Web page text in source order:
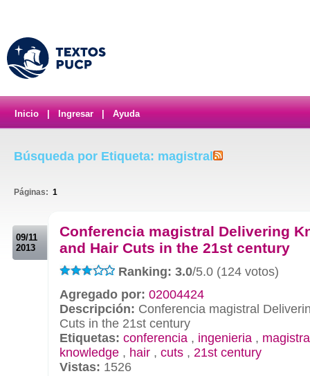
Inicio Ingresar Ayuda
Búsqueda por Etiqueta: magistral
Páginas: 1
09/11
2013
Conferencia magistral Delivering
and Hair Cuts in the 21st century
Ranking: 3.0/5.0 (124 votos)
Agregado por: 02004424
Descripción: Conferencia magistral
Cuts in the 21st century
Etiquetas: conferencia , ingenieria ,
knowledge , hair , cuts , 21st century
Vistas: 1526